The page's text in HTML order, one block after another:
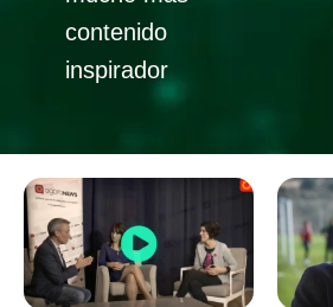
contenido
inspirador